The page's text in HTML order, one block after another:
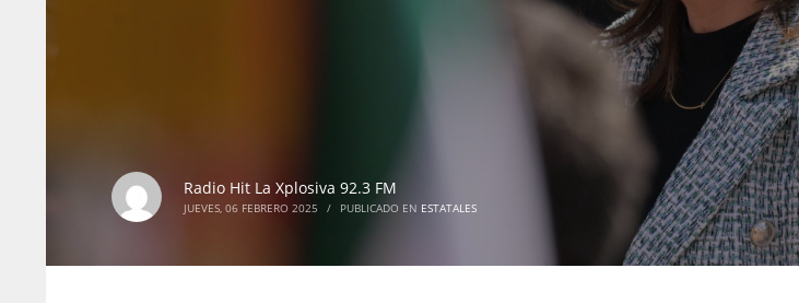
Radio Hit La Xplosiva 92.3 FM
JUEVES, 06 FEBRERO 2025 / PUBLICADO EN ESTATALES